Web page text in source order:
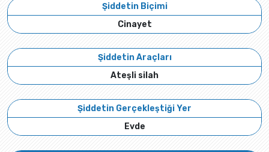
Şiddetin Biçimi
Cinayet
Şiddetin Araçları
Ateşli silah
Şiddetin Gerçekleştiği Yer
Evde